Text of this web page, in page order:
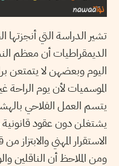
تشير الدراسة التي
اليوم وبعضهن لا يتمتعن
الموسميات لأن يوم
يتسم العمل الفلاحي
يشتغلن دون عقود
الاستقرار المهني والابتزاز
ومن الملاحظ أن الناقلين